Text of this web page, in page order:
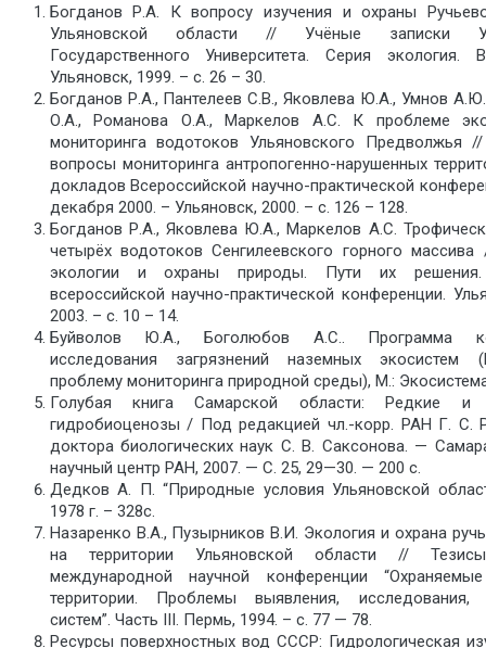
Богданов Р.А. К вопросу изучения и охраны
Ульяновской области // Учёные записки
Государственного Университета. Серия
Ульяновск, 1999. – с. 26 – 30.
Богданов Р.А., Пантелеев С.В., Яковлева Ю.А., Умнов
О.А., Романова О.А., Маркелов А.С. К проблеме
мониторинга водотоков Ульяновского Предволжья
вопросы мониторинга антропогенно-нарушенных
докладов Всероссийской научно-практической
декабря 2000. – Ульяновск, 2000. – с. 126 – 128.
Богданов Р.А., Яковлева Ю.А., Маркелов А.С.
четырёх водотоков Сенгилеевского горного
экологии и охраны природы. Пути их решения.
всероссийской научно-практической конференции.
2003. – с. 10 – 14.
Буйволов Ю.А., Боголюбов А.С.. Программа
исследования загрязнений наземных экосистем
проблему мониторинга природной среды), М.:
Голубая книга Самарской области: Редкие и
гидробиоценозы / Под редакцией чл.-корр. РАН Г. С.
доктора биологических наук С. В. Саксонова. —
научный центр РАН, 2007. — С. 25, 29—30. — 200 с.
Дедков А. П. “Природные условия Ульяновской
1978 г. – 328с.
Назаренко В.А., Пузырников В.И. Экология и охрана
на территории Ульяновской области //
международной научной конференции
территории. Проблемы выявления, исследования,
систем”. Часть III. Пермь, 1994. – с. 77 — 78.
Ресурсы поверхностных вод СССР: Гидрологическая